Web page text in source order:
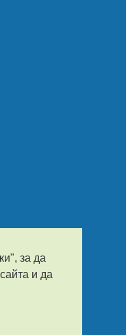
за да
и да